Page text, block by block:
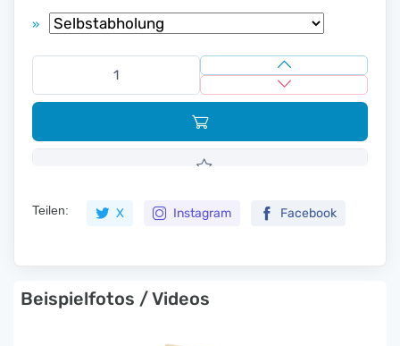
»
Teilen: X Instagram Facebook
Beispielfotos / Videos